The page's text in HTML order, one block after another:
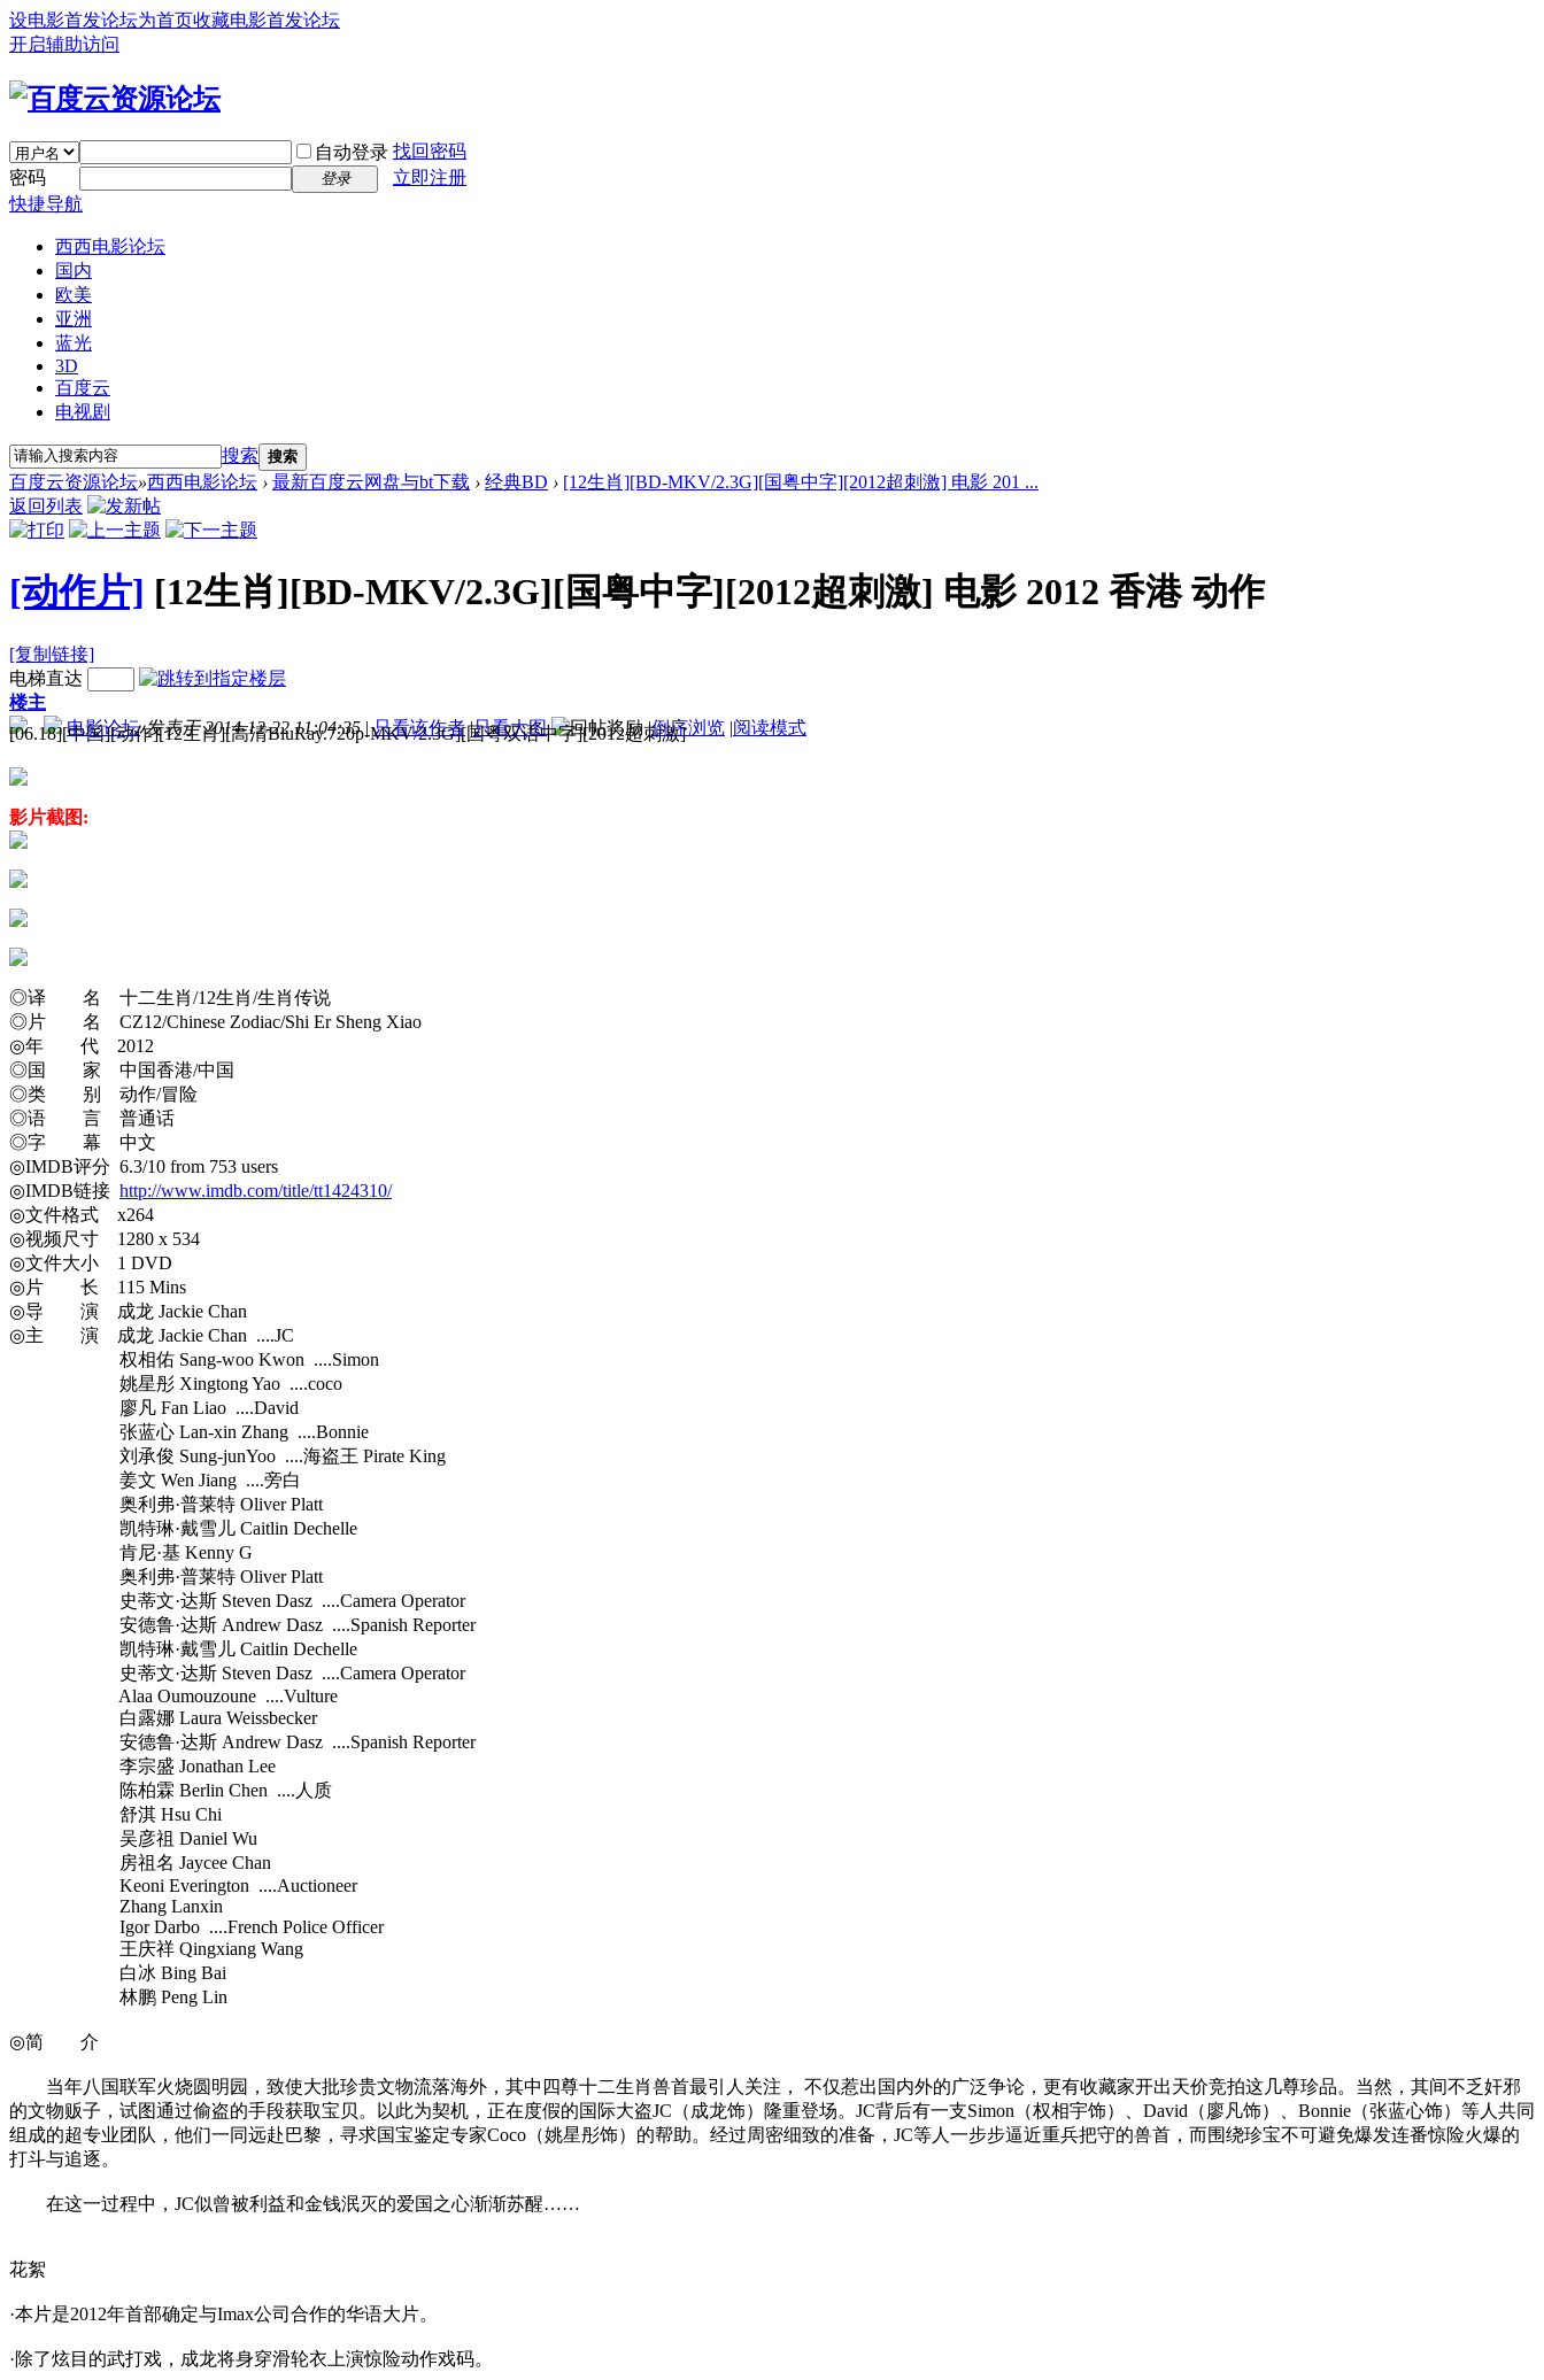
设电影首发论坛为首页收藏电影首发论坛
开启辅助访问
自动登录 找回密码
密码
登录
立即注册
快捷导航
西西电影论坛
国内
欧美
亚洲
蓝光
3D
百度云
电视剧
搜索 搜索
百度云资源论坛»西西电影论坛 › 最新百度云网盘与bt下载 › 经典BD › [12生肖][BD-MKV/2.3G][国粤中字][2012超刺激] 电影 201 ...
返回列表
[动作片] [12生肖][BD-MKV/2.3G][国粤中字][2012超刺激] 电影 2012 香港 动作
[复制链接]
电梯直达
楼主
电影论坛 发表于 2014-12-22 11:04:35 | 只看该作者 |只看大图 |倒序浏览 |阅读模式
[06.18][中国][动作][12生肖][高清BluRay.720p-MKV/2.3G][国粤双语中字][2012超刺激]
影片截图:
◎译 名 十二生肖/12生肖/生肖传说
◎片 名 CZ12/Chinese Zodiac/Shi Er Sheng Xiao
◎年 代 2012
◎国 家 中国香港/中国
◎类 别 动作/冒险
◎语 言 普通话
◎字 幕 中文
◎IMDB评分 6.3/10 from 753 users
◎IMDB链接 http://www.imdb.com/title/tt1424310/
◎文件格式 x264
◎视频尺寸 1280 x 534
◎文件大小 1 DVD
◎片 长 115 Mins
◎导 演 成龙 Jackie Chan
◎主 演 成龙 Jackie Chan ....JC
权相佑 Sang-woo Kwon ....Simon
姚星彤 Xingtong Yao ....coco
廖凡 Fan Liao ....David
张蓝心 Lan-xin Zhang ....Bonnie
刘承俊 Sung-junYoo ....海盗王 Pirate King
姜文 Wen Jiang ....旁白
奥利弗·普莱特 Oliver Platt
凯特琳·戴雪儿 Caitlin Dechelle
肯尼·基 Kenny G
奥利弗·普莱特 Oliver Platt
史蒂文·达斯 Steven Dasz ....Camera Operator
安德鲁·达斯 Andrew Dasz ....Spanish Reporter
凯特琳·戴雪儿 Caitlin Dechelle
史蒂文·达斯 Steven Dasz ....Camera Operator
Alaa Oumouzoune ....Vulture
白露娜 Laura Weissbecker
安德鲁·达斯 Andrew Dasz ....Spanish Reporter
李宗盛 Jonathan Lee
陈柏霖 Berlin Chen ....人质
舒淇 Hsu Chi
吴彦祖 Daniel Wu
房祖名 Jaycee Chan
Keoni Everington ....Auctioneer
Zhang Lanxin
Igor Darbo ....French Police Officer
王庆祥 Qingxiang Wang
白冰 Bing Bai
林鹏 Peng Lin
◎简 介
当年八国联军火烧圆明园，致使大批珍贵文物流落海外，其中四尊十二生肖兽首最引人关注， 不仅惹出国内外的广泛争论，更有收藏家开出天价竞拍这几尊珍品。当然，其间不乏奸邪
的文物贩子，试图通过偷盗的手段获取宝贝。以此为契机，正在度假的国际大盗JC（成龙饰）隆重登场。JC背后有一支Simon（权相宇饰）、David（廖凡饰）、Bonnie（张蓝心饰）等人共同
组成的超专业团队，他们一同远赴巴黎，寻求国宝鉴定专家Coco（姚星彤饰）的帮助。经过周密细致的准备，JC等人一步步逼近重兵把守的兽首，而围绕珍宝不可避免爆发连番惊险火爆的
打斗与追逐。
在这一过程中，JC似曾被利益和金钱泯灭的爱国之心渐渐苏醒……
花絮
·本片是2012年首部确定与Imax公司合作的华语大片。
·除了炫目的武打戏，成龙将身穿滑轮衣上演惊险动作戏码。